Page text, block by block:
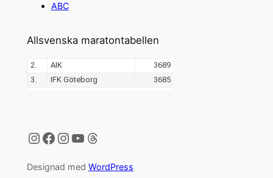
ABC
Allsvenska maratontabellen
Instagram
Facebook
Instagram
YouTube
Threads
Designad med WordPress